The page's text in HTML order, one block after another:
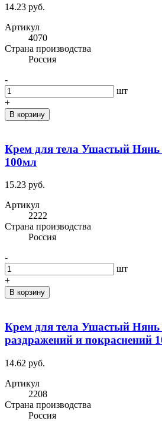
14.23 руб.
Артикул
4070
Cтрана производства
Россия
-
шт
+
В корзину
Крем для тела Ушастый Нянь
100мл
15.23 руб.
Артикул
2222
Cтрана производства
Россия
-
шт
+
В корзину
Крем для тела Ушастый Нянь
раздражений и покраснений
14.62 руб.
Артикул
2208
Cтрана производства
Россия